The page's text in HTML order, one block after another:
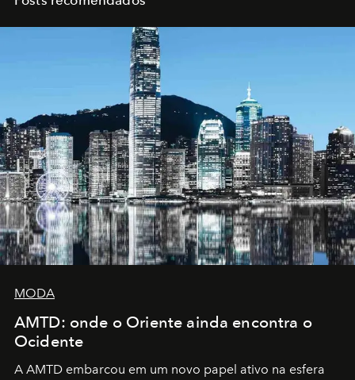
MODA
AMTD: onde o Oriente ainda encontra o
Ocidente
A AMTD embarcou em um novo papel ativo na esfera